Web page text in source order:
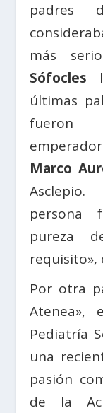
padres
más
Sófocles
últimas
fueron
Marco
persona
pureza
requisito»,
Por otra
Atenea»,
Pediatría
una
pasión
de la